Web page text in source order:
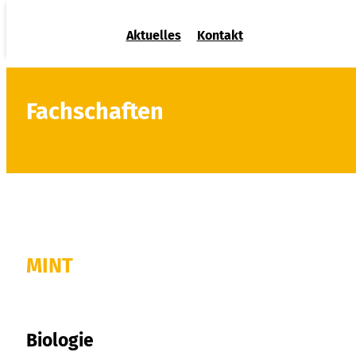
Aktuelles Kontakt
Fachschaften
MINT
Biologie